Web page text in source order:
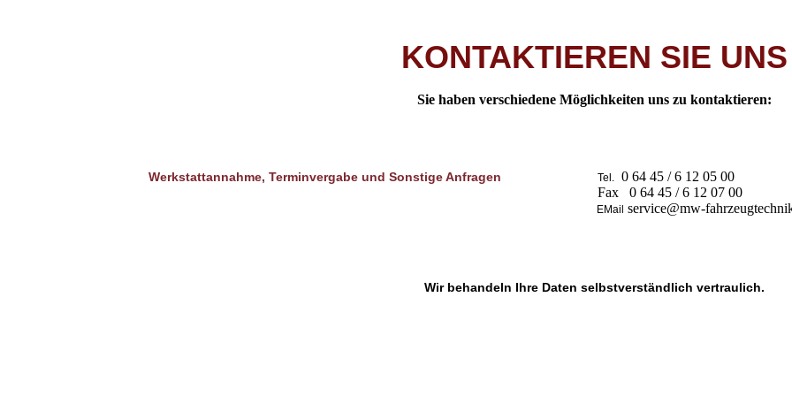
KONTAKTIEREN SIE UNS
Sie haben verschiedene Möglichkeiten uns zu kontaktieren:
Werkstattannahme, Terminvergabe und Sonstige Anfragen Tel. 0 64 45 / 6 12 05 00
Fax 0 64 45 / 6 12 07 00
EMail service@mw-
Wir behandeln Ihre Daten selbstverständlich vertraulich.